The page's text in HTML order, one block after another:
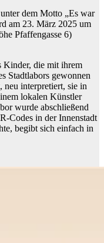
dem Motto „Es war
am 23. März 2025 um
Pfaffengasse 6)
Kinder, die mit ihrem
Stadtlabors gewonnen
neu interpretiert, sie in
lokalen Künstler
wurde abschließend
Codes in der Innenstadt
begibt sich einfach in